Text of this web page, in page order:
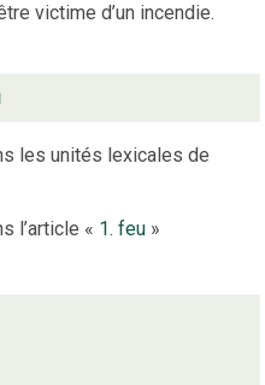
victime d’un incendie.
les unités lexicales de
l’article « 1. feu»